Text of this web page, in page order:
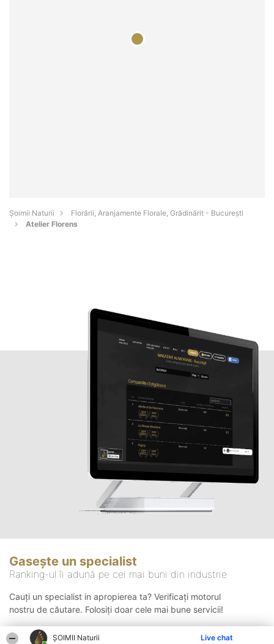
ŞOIMII Naturii Live chat
Şoimii Naturii
Florării, Aranjamente Florale, Grădinărit - Bucureşti
Atelier Florens
Gasește un specialist
Ranking-ul îi adună pe cei mai buni din industrie
Cauți un specialist in apropierea ta? Verificați motorul
nostru de căutare. Folosiți doar cele mai bune servicii!